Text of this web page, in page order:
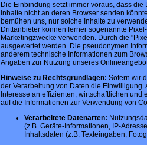
Die Einbindung setzt immer voraus, dass
Inhalte nicht an deren Browser senden
bemühen uns, nur solche Inhalte zu
Drittanbieter können ferner sogenannte
Marketingzwecke verwenden. Durch die
ausgewertet werden. Die pseudonymen
anderem technische Informationen zum
Angaben zur Nutzung unseres
Hinweise zu Rechtsgrundlagen: Sofern wir
der Verarbeitung von Daten die
Interesse an effizienten, wirtschaftlichen
auf die Informationen zur Verwendung von
Verarbeitete Datenarten:
(z.B. Geräte-Informationen, IP-
Inhaltsdaten (z.B. Texteingaben,